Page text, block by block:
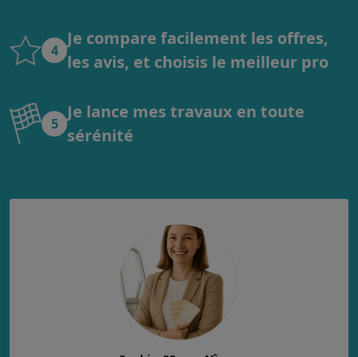
4
Je compare facilement les offres,
les avis, et choisis le meilleur pro
5
Je lance mes travaux en toute
sérénité